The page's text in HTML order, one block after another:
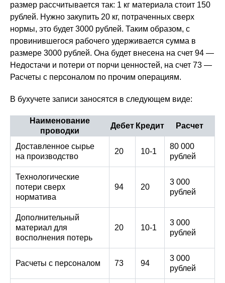
размер рассчитывается так: 1 кг материала стоит 150
рублей. Нужно закупить 20 кг, потраченных сверх
нормы, это будет 3000 рублей. Таким образом, с
провинившегося рабочего удерживается сумма в
размере 3000 рублей. Она будет внесена на счет 94 —
Недостачи и потери от порчи ценностей, на счет 73 —
Расчеты с персоналом по прочим операциям.
В бухучете записи заносятся в следующем виде:
Наименование
проводки
Дебет Кредит Расчет
Доставленное сырье
на производство
20 10-1
80 000
рублей
Технологические
потери сверх
норматива
94 20
3 000
рублей
Дополнительный
материал для
восполнения потерь
20 10-1
3 000
рублей
Расчеты с персоналом 73 94
3 000
рублей